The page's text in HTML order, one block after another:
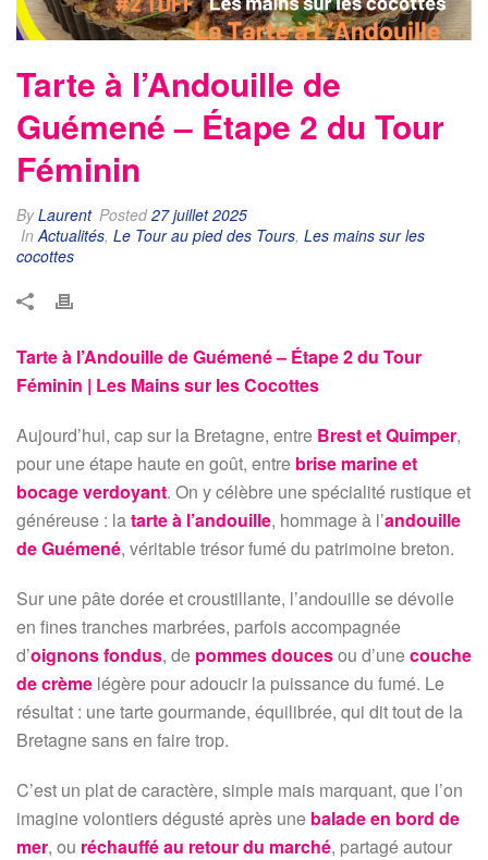
Tarte à l’Andouille de
Guémené – Étape 2 du Tour
Féminin
ByLaurent Posted27 juillet 2025
In Actualités, Le Tour au pied des Tours, Les mains sur les
cocottes
Tarte à l’Andouille de Guémené – Étape 2 du Tour
Féminin | Les Mains sur les Cocottes
Aujourd’hui, cap sur la Bretagne, entre Brest et Quimper,
pour une étape haute en goût, entre brise marine et
bocage verdoyant. On y célèbre une spécialité rustique et
généreuse : latarte à l’andouille, hommage à l’andouille
de Guémené, véritable trésor fumé du patrimoine breton.
Sur une pâte dorée et croustillante, l’andouille se dévoile
en fines tranches marbrées, parfois accompagnée
d’oignons fondus, de pommes doucesou d’unecouche
de crème légère pour adoucir la puissance du fumé. Le
résultat : une tarte gourmande, équilibrée, qui dit tout de la
Bretagne sans en faire trop.
C’est un plat de caractère, simple mais marquant, que l’on
imagine volontiers dégusté après une balade en bord de
mer, ou réchauffé au retour du marché, partagé autour